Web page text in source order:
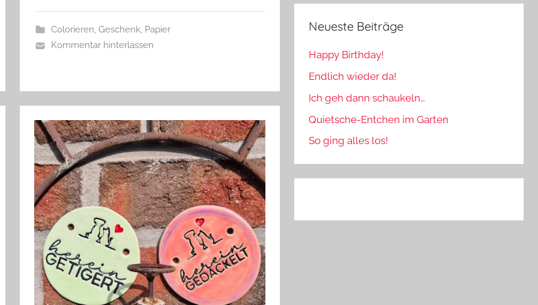
e
Colorieren, Geschenk, Papier
Kommentar hinterlassen
Neueste Beiträge
Happy Birthday!
Endlich wieder da!
Ich geh dann schaukeln…
Quietsche-Entchen im Garten
So ging alles los!